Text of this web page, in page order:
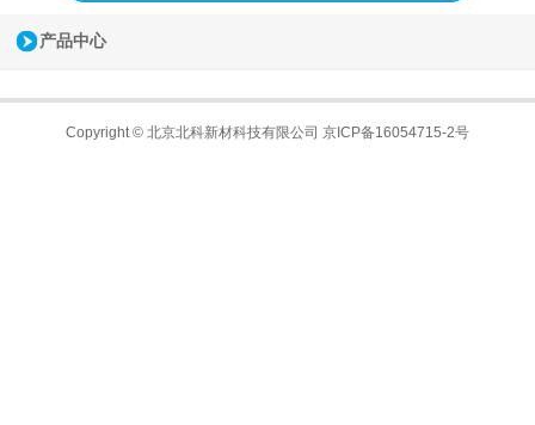
产品中心
Copyright © 北京北科新材科技有限公司 京ICP备16054715-2号